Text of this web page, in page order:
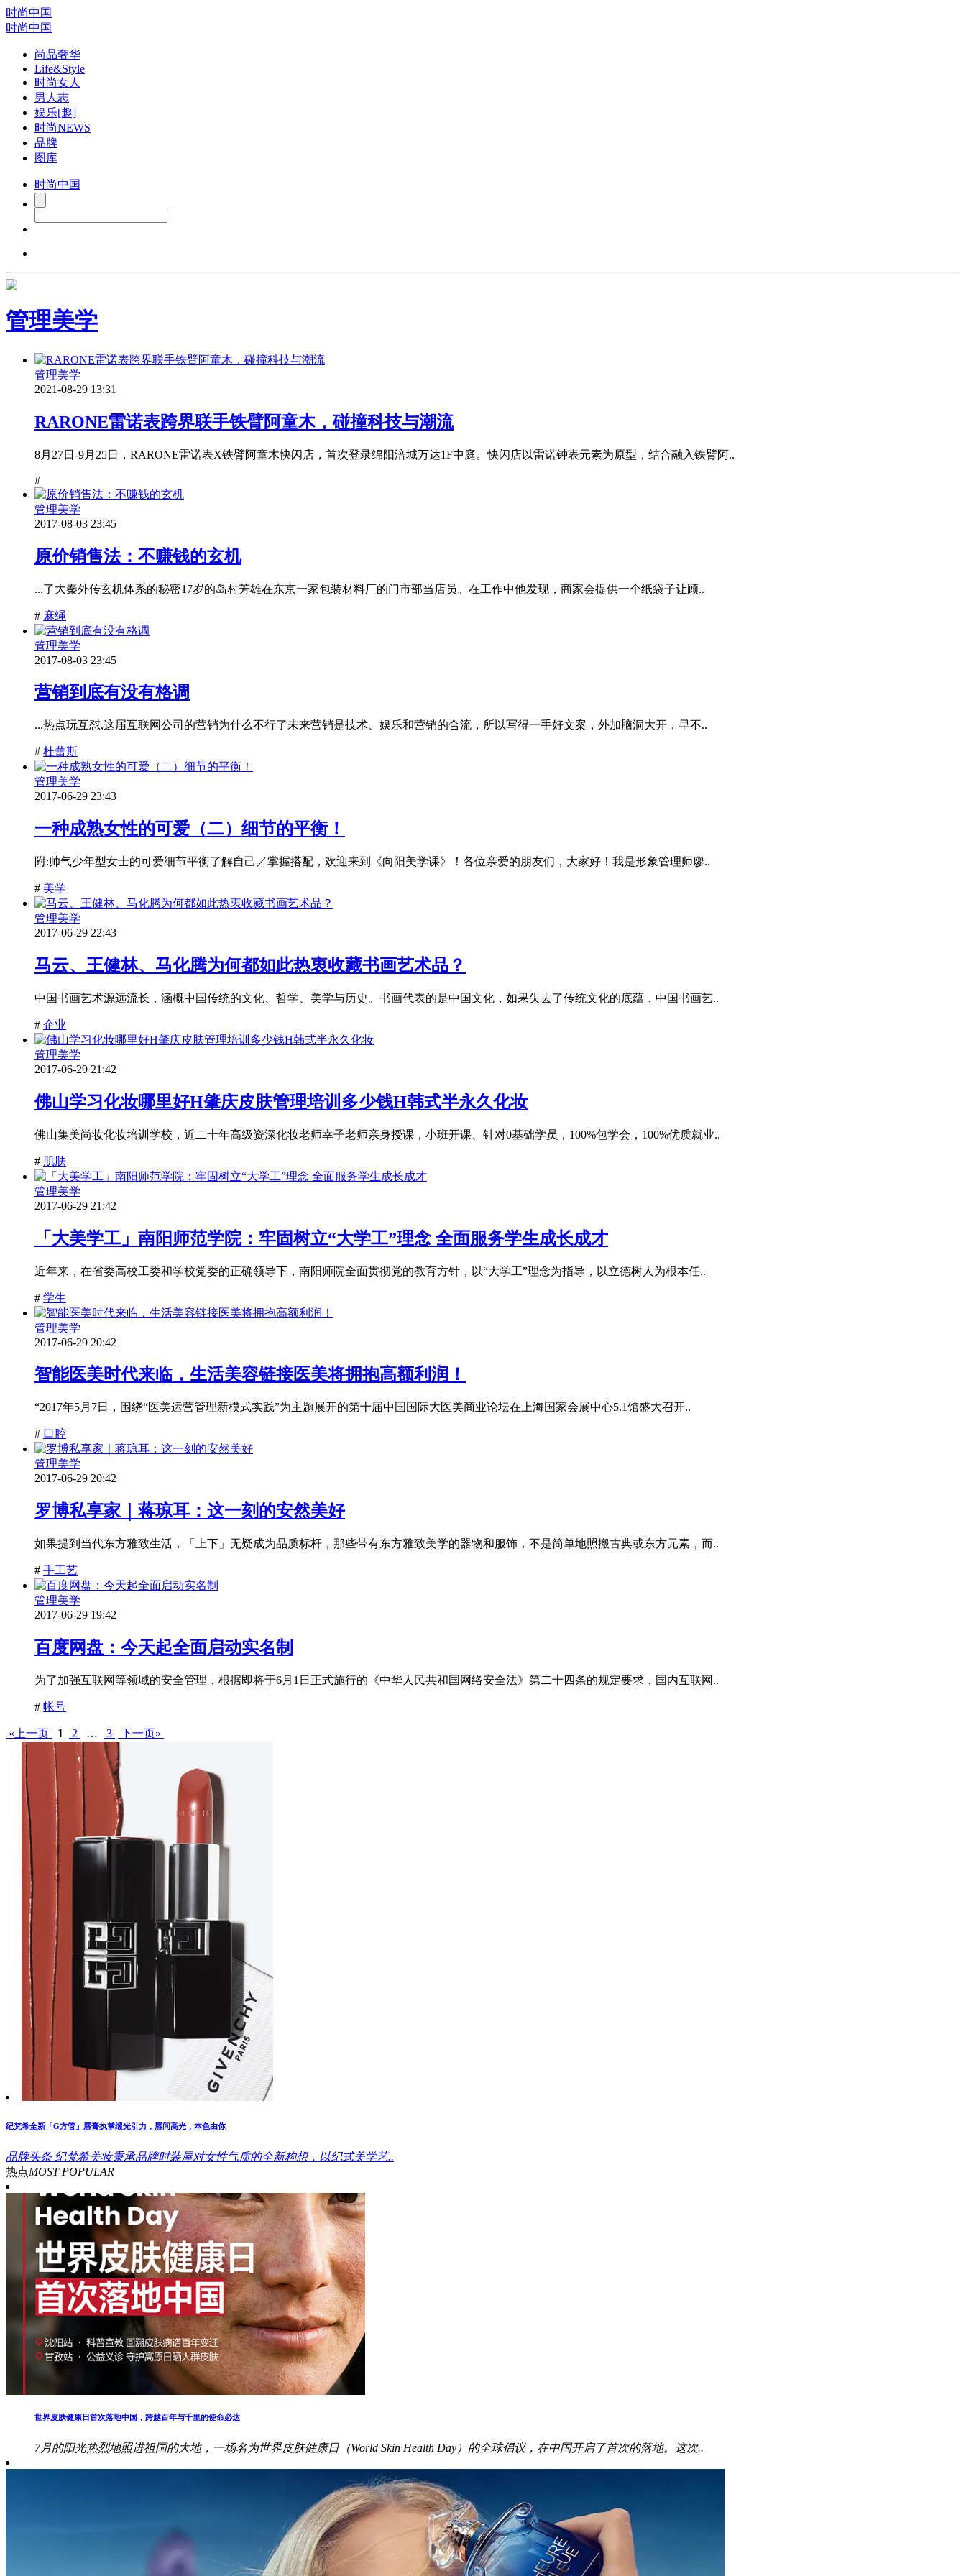
时尚中国
时尚中国
尚品奢华
Life&Style
时尚女人
男人志
娱乐[趣]
时尚NEWS
品牌
图库
时尚中国
管理美学
管理美学
2021-08-29 13:31
RARONE雷诺表跨界联手铁臂阿童木，碰撞科技与潮流
8月27日-9月25日，RARONE雷诺表X铁臂阿童木快闪店，首次登录绵阳涪城万达1F中庭。快闪店以雷诺钟表元素为原型，结合融入铁臂阿..
#
管理美学
2017-08-03 23:45
原价销售法：不赚钱的玄机
...了大秦外传玄机体系的秘密17岁的岛村芳雄在东京一家包装材料厂的门市部当店员。在工作中他发现，商家会提供一个纸袋子让顾..
# 麻绳
管理美学
2017-08-03 23:45
营销到底有没有格调
...热点玩互怼,这届互联网公司的营销为什么不行了未来营销是技术、娱乐和营销的合流，所以写得一手好文案，外加脑洞大开，早不..
# 杜蕾斯
管理美学
2017-06-29 23:43
一种成熟女性的可爱（二）细节的平衡！
附:帅气少年型女士的可爱细节平衡了解自己／掌握搭配，欢迎来到《向阳美学课》！各位亲爱的朋友们，大家好！我是形象管理师廖..
# 美学
管理美学
2017-06-29 22:43
马云、王健林、马化腾为何都如此热衷收藏书画艺术品？
中国书画艺术源远流长，涵概中国传统的文化、哲学、美学与历史。书画代表的是中国文化，如果失去了传统文化的底蕴，中国书画艺..
# 企业
管理美学
2017-06-29 21:42
佛山学习化妆哪里好H肇庆皮肤管理培训多少钱H韩式半永久化妆
佛山集美尚妆化妆培训学校，近二十年高级资深化妆老师幸子老师亲身授课，小班开课、针对0基础学员，100%包学会，100%优质就业..
# 肌肤
管理美学
2017-06-29 21:42
「大美学工」南阳师范学院：牢固树立“大学工”理念 全面服务学生成长成才
近年来，在省委高校工委和学校党委的正确领导下，南阳师院全面贯彻党的教育方针，以“大学工”理念为指导，以立德树人为根本任..
# 学生
管理美学
2017-06-29 20:42
智能医美时代来临，生活美容链接医美将拥抱高额利润！
“2017年5月7日，围绕“医美运营管理新模式实践”为主题展开的第十届中国国际大医美商业论坛在上海国家会展中心5.1馆盛大召开..
# 口腔
管理美学
2017-06-29 20:42
罗博私享家｜蒋琼耳：这一刻的安然美好
如果提到当代东方雅致生活，「上下」无疑成为品质标杆，那些带有东方雅致美学的器物和服饰，不是简单地照搬古典或东方元素，而..
# 手工艺
管理美学
2017-06-29 19:42
百度网盘：今天起全面启动实名制
为了加强互联网等领域的安全管理，根据即将于6月1日正式施行的《中华人民共和国网络安全法》第二十四条的规定要求，国内互联网..
# 帐号
«上一页 1 2 … 3 下一页»
纪梵希全新「G方管」唇膏执掌缎光引力，唇间高光，本色由你
品牌头条 纪梵希美妆秉承品牌时装屋对女性气质的全新构想，以纪式美学艺..
热点MOST POPULAR
世界皮肤健康日首次落地中国，跨越百年与千里的使命必达
7月的阳光热烈地照进祖国的大地，一场名为世界皮肤健康日（World Skin Health Day）的全球倡议，在中国开启了首次的落地。这次..